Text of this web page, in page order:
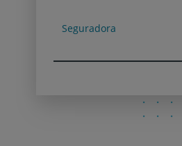
Seguradora